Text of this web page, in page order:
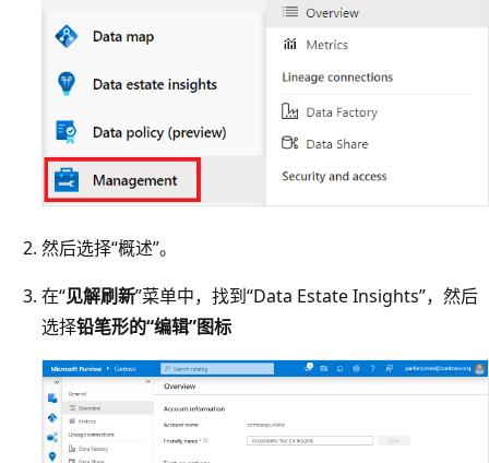
然后选择“概述”。
在“见解刷新”菜单中，找到“Data Estate Insights”，然后
选择铅笔形的“编辑”图标